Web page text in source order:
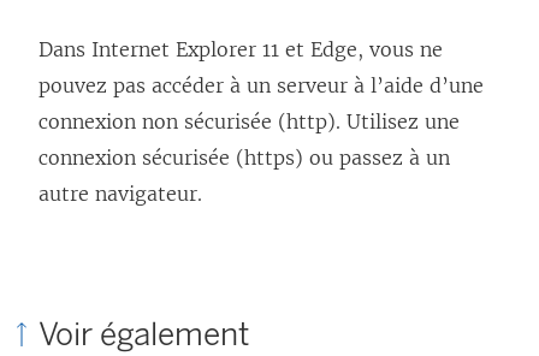
u
n
e
n
Dans Internet Explorer 11 et Edge, vous ne
pouvez pas accéder à un serveur à l’aide d’une
connexion non sécurisée (http). Utilisez une
connexion sécurisée (https) ou passez à un
autre navigateur.
Voir également